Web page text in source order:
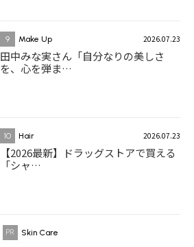
9 Make Up 2026.07.23
田中みな実さん「自分なりの美しさ
を、心を弾ま…
10 Hair 2026.07.23
【2026最新】ドラッグストアで買える
「シャ…
Skin Care